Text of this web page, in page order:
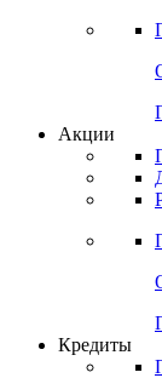
Акции
Кредиты